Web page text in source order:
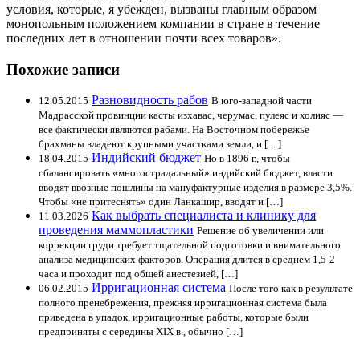
условия, которые, я убежден, вызваны главным образом
монопольным положением компании в стране в течение
последних лет в отношении почти всех товаров».
Похожие записи
12.05.2015 Разновидность рабов В юго-западной части
Мадрасской провинции касты изхавас, черумас, пулеяс и холияс —
все фактически являются рабами. На Восточном побережье
брахманы владеют крупными участками земли, и […]
18.04.2015 Индийский бюджет Но в 1896 г., чтобы
сбалансировать «многострадальный» индийский бюджет, власти
вводят ввозные пошлины на мануфактурные изделия в размере 3,5%.
Чтобы «не притеснять» один Ланкашир, вводят и […]
11.03.2026 Как выбрать специалиста и клинику для
проведения маммопластики Решение об увеличении или
коррекции груди требует тщательной подготовки и внимательного
анализа медицинских факторов. Операция длится в среднем 1,5-2
часа и проходит под общей анестезией, […]
06.02.2015 Ирригационная система После того как в результате
полного пренебрежения, прежняя ирригационная система была
приведена в упадок, ирригационные работы, которые были
предприняты с середины XIX в., обычно […]